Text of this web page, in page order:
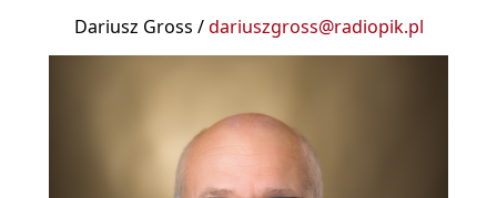
Dariusz Gross /dariuszgross@radiopik.pl